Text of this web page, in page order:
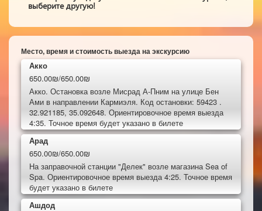
выберите другую!
Место, время и стоимость выезда на экскурсию
Акко
650.00₪/650.00₪
Акко. Остановка возле Мисрад А-Пним на улице Бен
Ами в направлении Кармиэля. Код остановки: 59423 .
32.921185, 35.092648. Ориентировочное время выезда
4:35. Точное время будет указано в билете
Арад
650.00₪/650.00₪
На заправочной станции "Делек" возле магазина Sea of
Spa. Ориентировочное время выезда 4:25. Точное время
будет указано в билете
Ашдод